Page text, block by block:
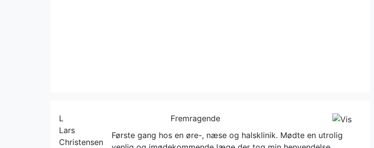
L
Lars
Christensen
Fremragende
Første gang hos en øre-, næse og halsklinik. Mødte en utrolig